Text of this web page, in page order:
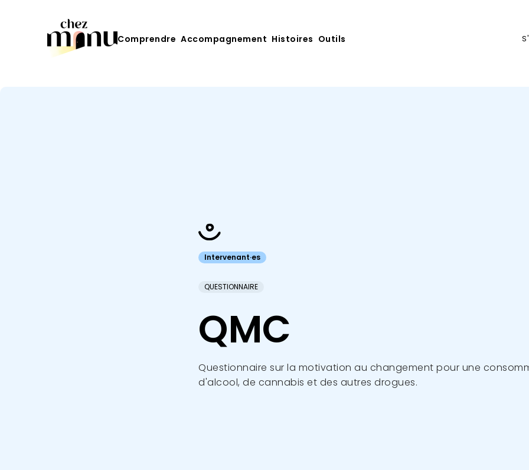
Comprendre Accompagnement Histoires Outils
Intervenant·es
QUESTIONNAIRE
QMC
Questionnaire sur la motivation au changement pour une
d'alcool, de cannabis et des autres drogues.